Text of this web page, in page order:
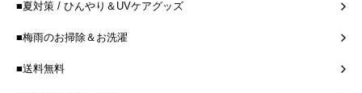
■夏対策 / ひんやり＆UVケアグッズ
■梅雨のお掃除＆お洗濯
■送料無料